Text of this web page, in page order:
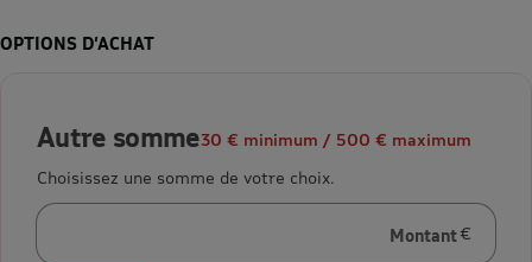
OPTIONS D’ACHAT
Autre somme30 € minimum / 500 € maximum
Choisissez une somme de votre choix.
Montant